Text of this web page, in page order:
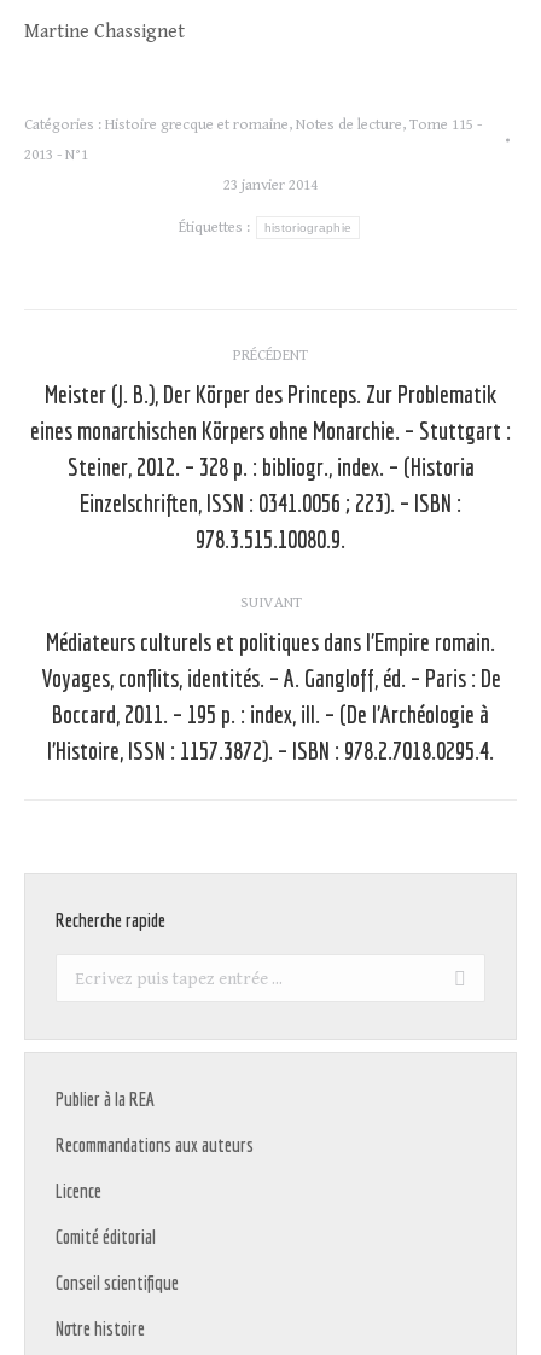
Martine Chassignet
Catégories : Histoire grecque et romaine, Notes de lecture, Tome 115 -
2013 - N°1
23 janvier 2014
Étiquettes : historiographie
article
PRÉCÉDENT
Article
précédent
:
Meister (J. B.), Der Körper des Princeps. Zur Problematik
eines monarchischen Körpers ohne Monarchie. – Stuttgart :
Steiner, 2012. – 328 p. : bibliogr., index. – (Historia
Einzelschriften, ISSN : 0341.0056 ; 223). – ISBN :
978.3.515.10080.9.
SUIVANT
Article
suivant
:
Médiateurs culturels et politiques dans l’Empire romain.
Voyages, conflits, identités. – A. Gangloff, éd. – Paris : De
Boccard, 2011. – 195 p. : index, ill. – (De l’Archéologie à
l’Histoire, ISSN : 1157.3872). – ISBN : 978.2.7018.0295.4.
Recherche rapide
Recherche
Publier à la REA
Recommandations aux auteurs
Licence
Comité éditorial
Conseil scientifique
Notre histoire